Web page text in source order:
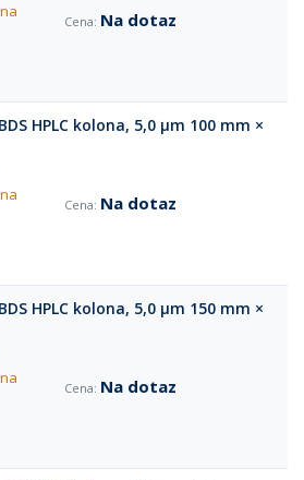
Na dotaz
HPLC kolona, 5,0 µm 100 mm ×
Na dotaz
HPLC kolona, 5,0 µm 150 mm ×
Na dotaz